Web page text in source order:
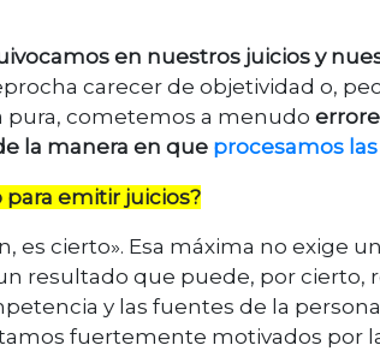
en nuestros juicios y
carecer de objetividad o,
pura, cometemos a menudo
la manera en que procesamos
emitir juicios?
es cierto». Esa máxima no exige
resultado que puede, por cierto,
y las fuentes de la
fuertemente motivados por